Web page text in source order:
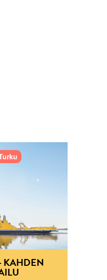
KAHDEN